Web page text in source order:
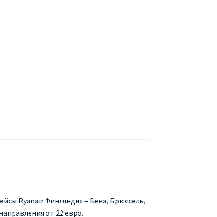
ДЕШЕВО
Ryanair Финляндия – Вена, Брюссель,
от 22 евро.